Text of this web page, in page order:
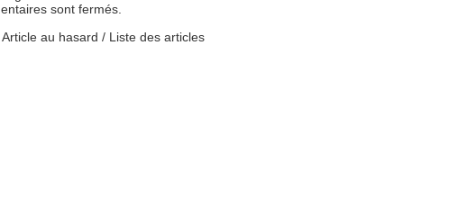
sont fermés.
Article au hasard / Liste des articles